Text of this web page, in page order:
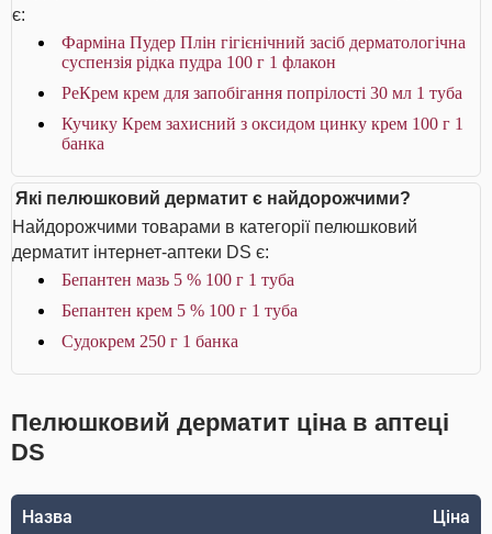
є:
Фарміна Пудер Плін гігієнічний засіб дерматологічна
суспензія рідка пудра 100 г 1 флакон
РеКрем крем для запобігання попрілості 30 мл 1 туба
Кучику Крем захисний з оксидом цинку крем 100 г 1
банка
Які пелюшковий дерматит є найдорожчими?
Найдорожчими товарами в категорії пелюшковий
дерматит інтернет-аптеки DS є:
Бепантен мазь 5 % 100 г 1 туба
Бепантен крем 5 % 100 г 1 туба
Судокрем 250 г 1 банка
Пелюшковий дерматит ціна в аптеці
DS
Назва Ціна